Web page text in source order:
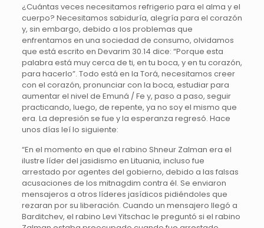
¿Cuántas veces necesitamos refrigerio para el alma y el
cuerpo? Necesitamos sabiduría, alegría para el corazón
y, sin embargo, debido a los problemas que
enfrentamos en una sociedad de consumo, olvidamos
que está escrito en Devarim 30.14 dice: “Porque esta
palabra está muy cerca de ti, en tu boca, y en tu corazón,
para hacerlo”. Todo está en la Torá, necesitamos creer
con el corazón, pronunciar con la boca, estudiar para
aumentar el nivel de Emuná / Fe y, paso a paso, seguir
practicando, luego, de repente, ya no soy el mismo que
era. La depresión se fue y la esperanza regresó. Hace
unos días leí lo siguiente:
“En el momento en que el rabino Shneur Zalman era el
ilustre líder del jasidismo en Lituania, incluso fue
arrestado por agentes del gobierno, debido a las falsas
acusaciones de los mitnagdim contra él. Se enviaron
mensajeros a otros líderes jasídicos pidiéndoles que
rezaran por su liberación. Cuando un mensajero llegó a
Barditchev, el rabino Levi Yitschac le preguntó si el rabino